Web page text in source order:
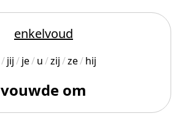
enkelvoud
jij je u zij ze hij
vouwde om